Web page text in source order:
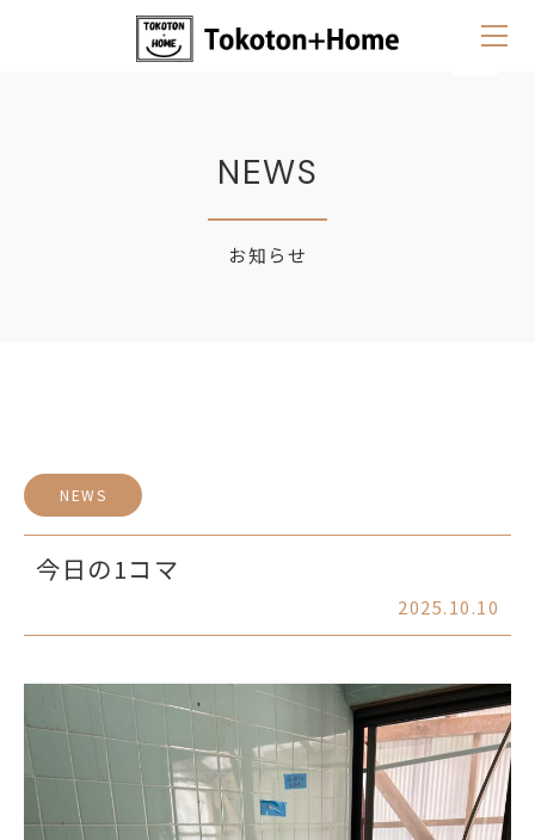
NEWS
お知らせ
NEWS
今日の1コマ
2025.10.10